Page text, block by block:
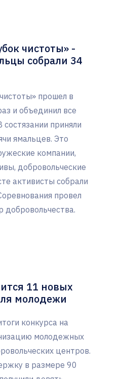
чистоты» -
собрали 34
прошел в
и объединил все
приняли
ямальцев. Это
компании,
добровольческие
активисты собрали
провел
добровольчества.
11 новых
молодежи
конкурса на
молодежных
центров.
в размере 90